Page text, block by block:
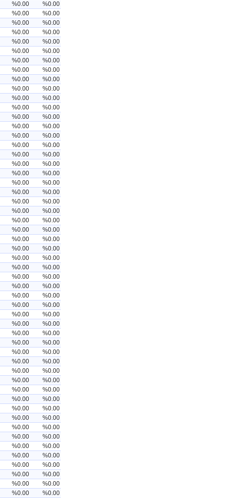
%0.00
%0.00
%0.00
%0.00
%0.00
%0.00
%0.00
%0.00
%0.00
%0.00
%0.00
%0.00
%0.00
%0.00
%0.00
%0.00
%0.00
%0.00
%0.00
%0.00
%0.00
%0.00
%0.00
%0.00
%0.00
%0.00
%0.00
%0.00
%0.00
%0.00
%0.00
%0.00
%0.00
%0.00
%0.00
%0.00
%0.00
%0.00
%0.00
%0.00
%0.00
%0.00
%0.00
%0.00
%0.00
%0.00
%0.00
%0.00
%0.00
%0.00
%0.00
%0.00
%0.00
%0.00
%0.00
%0.00
%0.00
%0.00
%0.00
%0.00
%0.00
%0.00
%0.00
%0.00
%0.00
%0.00
%0.00
%0.00
%0.00
%0.00
%0.00
%0.00
%0.00
%0.00
%0.00
%0.00
%0.00
%0.00
%0.00
%0.00
%0.00
%0.00
%0.00
%0.00
%0.00
%0.00
%0.00
%0.00
%0.00
%0.00
%0.00
%0.00
%0.00
%0.00
%0.00
%0.00
%0.00
%0.00
%0.00
%0.00
%0.00
%0.00
%0.00
%0.00
%0.00
%0.00